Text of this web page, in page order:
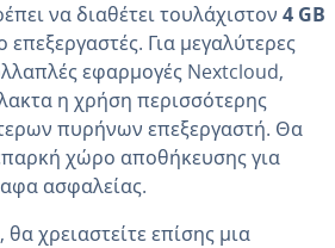
να διαθέτει τουλάχιστον 4 GB
επεξεργαστές. Για μεγαλύτερες
εφαρμογές Nextcloud,
η χρήση περισσότερης
πυρήνων επεξεργαστή. Θα
χώρο αποθήκευσης για
ασφαλείας.
χρειαστείτε επίσης μια